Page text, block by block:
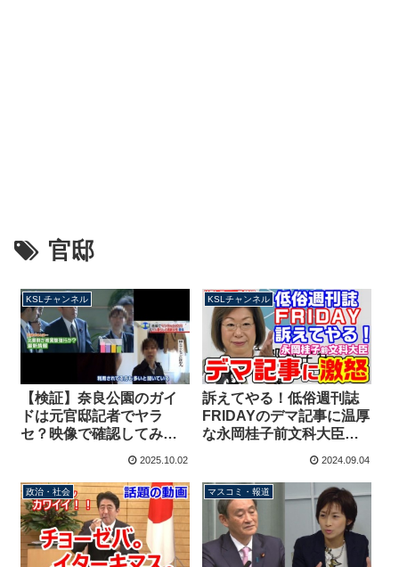
官邸
KSLチャンネル
【検証】奈良公園のガイ
ドは元官邸記者でヤラ
セ？映像で確認してみる
散、経緯とテレビ朝日の
失敗【KSLチャンネル】
2025.10.02
KSLチャンネル
訴えてやる！低俗週刊誌
FRIDAYのデマ記事に温厚
な永岡桂子前文科大臣が
えない内容を掲載してし
まう【KSLチャンネル】
2024.09.04
政治・社会 マスコミ・報道